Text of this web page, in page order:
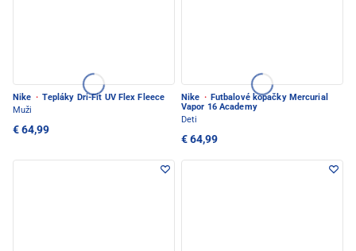
Nike · Tepláky Dri-Fit UV Flex Fleece
Muži
€ 64,99
Nike · Futbalové kopačky Mercurial
Vapor 16 Academy
Deti
€ 64,99